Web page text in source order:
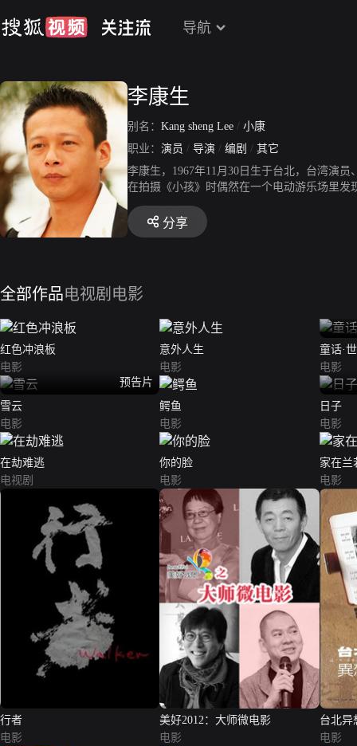
导航
李康生
别名： Kang sheng Lee / 小康
职业： 演员 / 导演 / 编剧 / 其它
李康生，1967年11月30日生于台北，台湾演
在拍摄《小孩》时偶然在一个电动游乐场里发
的电影作品《爱情万岁》获得威尼斯影展金
亮等独立电影工作者成立了汯呄霖电影，以发
亮作品《不散》一同入围金马奖最佳剧情片
分享
全部作品电视剧 电影
红色冲浪板
电影
意外人生
电影
童话·
电影
预告片
雪云
电影
鳄鱼
电影
日子
电影
在劫难逃
电视剧
你的脸
电影
家在兰
电影
行者
电影
美好2012：大师微电影
电影
台北异
电影